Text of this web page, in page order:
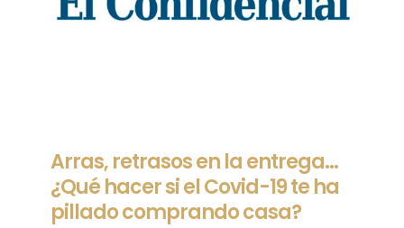
Arras, retrasos en la entrega…
¿Qué hacer si el Covid-19 te ha
pillado comprando casa?